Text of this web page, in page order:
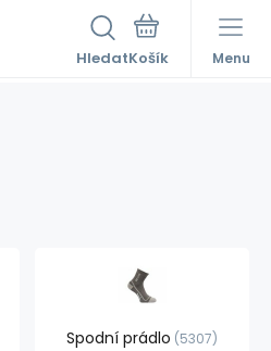
Hledat Menu
Spodní prádlo 5307